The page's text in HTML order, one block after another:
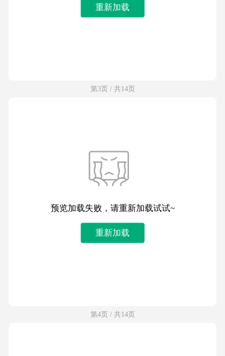
重新加载
第3页 / 共14页
预览加载失败，请重新加载试试~
重新加载
第4页 / 共14页